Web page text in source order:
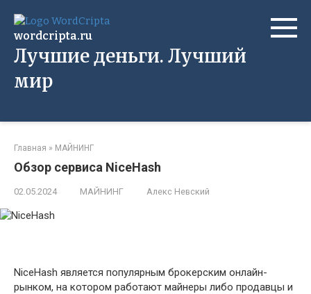
контенту
wordcripta.ru
Лучшие деньги. Лучший
мир
Главная » МАЙНИНГ
Обзор сервиса NiceHash
02.05.2024 МАЙНИНГ Алекс Невский
NiceHash является популярным брокерским онлайн-
рынком, на котором работают майнеры либо продавцы и